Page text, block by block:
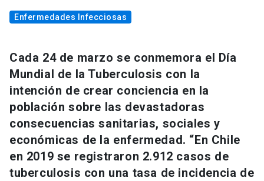
Enfermedades Infecciosas
Cada 24 de marzo se conmemora el Día
Mundial de la Tuberculosis con la
intención de crear conciencia en la
población sobre las devastadoras
consecuencias sanitarias, sociales y
económicas de la enfermedad. “En Chile
en 2019 se registraron 2.912 casos de
tuberculosis con una tasa de incidencia de